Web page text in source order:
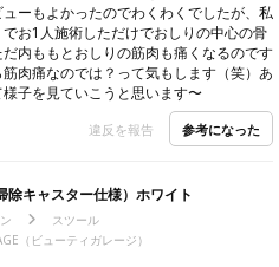
ーもよかったのでわくわくでしたが、私
お1人施術しただけでおしりの中心の骨
内ももとおしりの筋肉も痛くなるのです
肉痛なのでは？って気もします（笑）あ
子を見ていこうと思います〜
違反を報告 参考になった
除キャスター仕様）ホワイト
スツール
（ビューティガレージ）